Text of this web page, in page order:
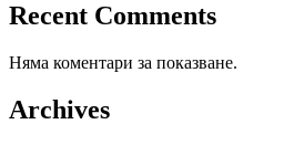
Recent Comments
Няма коментари за показване.
Archives